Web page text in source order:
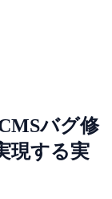
バグ修
現する実